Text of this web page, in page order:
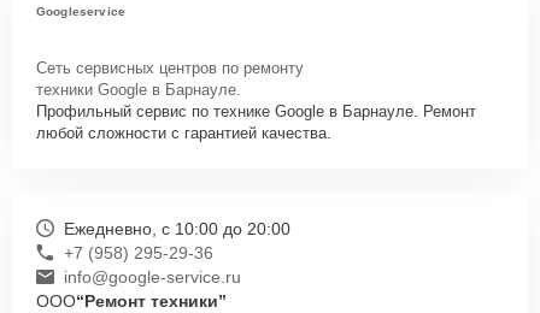
Googleservice
Сеть сервисных центров по ремонту
техники Google в Барнауле.
Профильный сервис по технике Google в Барнауле. Ремонт
любой сложности с гарантией качества.
Ежедневно, с 10:00 до 20:00
+7 (958) 295-29-36
info@google-service.ru
ООО“Ремонт техники”